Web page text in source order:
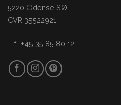
5220 Odense SØ
CVR 35522921
Tlf.: +45 35 85 80 12